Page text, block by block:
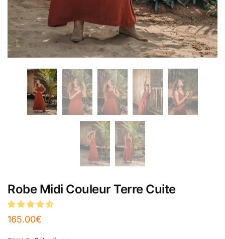
Robe Midi Couleur Terre Cuite
165.00€